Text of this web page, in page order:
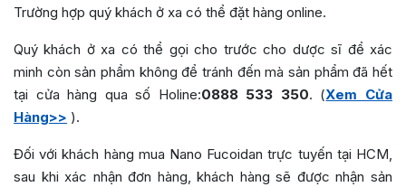
Trường hợp quý khách ở xa có thể đặt hàng online.
Quý khách ở xa có thể gọi cho trước cho dược sĩ để xác
minh còn sản phẩm không để tránh đến mà sản phẩm đã hết
tại cửa hàng qua số Holine:0888 533 350. (Xem Cửa
Hàng>> ).
Đối với khách hàng mua Nano Fucoidan trực tuyến tại HCM,
sau khi xác nhận đơn hàng, khách hàng sẽ được nhận sản